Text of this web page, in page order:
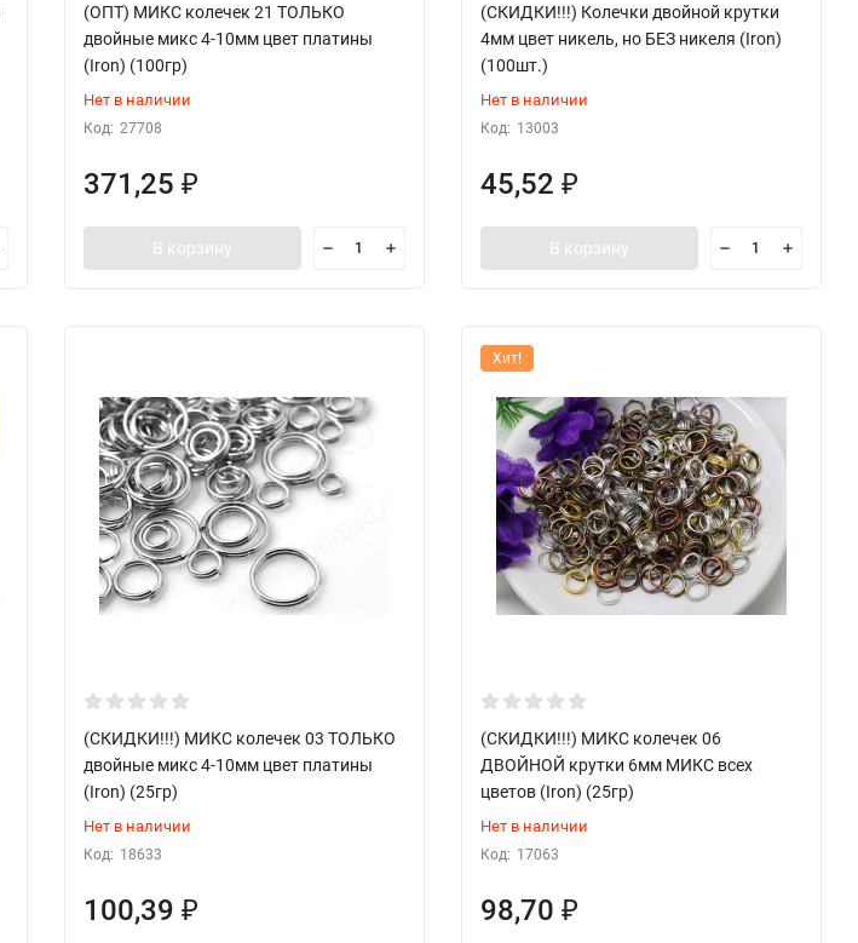
(ОПТ) МИКС колечек 21 ТОЛЬКО
двойные микс 4-10мм цвет платины
(Iron) (100гр)
Нет в наличии
Код: 27708
371,25 ₽
В корзину
(СКИДКИ!!!) Колечки двойной крутки
4мм цвет никель, но БЕЗ никеля (Iron)
(100шт.)
Нет в наличии
Код: 13003
45,52 ₽
В корзину
(СКИДКИ!!!) МИКС колечек 03 ТОЛЬКО
двойные микс 4-10мм цвет платины
(Iron) (25гр)
Нет в наличии
Код: 18633
100,39 ₽
Хит!
(СКИДКИ!!!) МИКС колечек 06
ДВОЙНОЙ крутки 6мм МИКС всех
цветов (Iron) (25гр)
Нет в наличии
Код: 17063
98,70 ₽